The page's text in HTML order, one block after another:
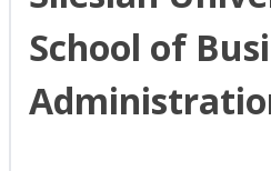
School of